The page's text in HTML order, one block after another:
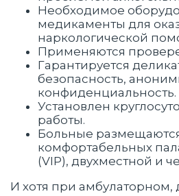
Необходимое
медикаменты для
наркологической
Применяются
Гарантируется
безопасность,
конфиденциальность.
Установлен
работы.
Больные
комфортабельных
(VIP), двухместной и
И хотя при